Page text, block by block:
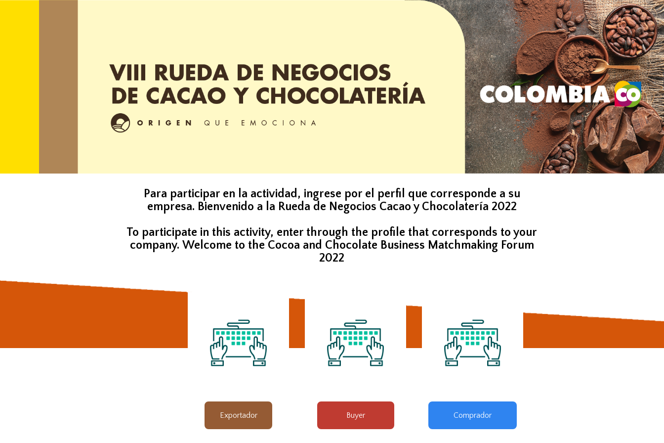
Para participar en la actividad, ingrese por el perfil que corresponde a su
empresa. Bienvenido a la Rueda de Negocios Cacao y Chocolatería 2022
To participate in this activity, enter through the profile that corresponds to your
company. Welcome to the Cocoa and Chocolate Business Matchmaking Forum
2022
Exportador Buyer Comprador